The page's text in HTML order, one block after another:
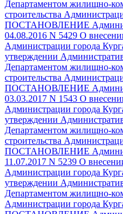
Департаментом жилищно-
строительства
ПОСТАНОВЛЕНИЕ
04.08.2016 N 5429 О
Администрации города
утверждении
Департаментом жилищно-
строительства
ПОСТАНОВЛЕНИЕ
03.03.2017 N 1543 О
Администрации города
утверждении
Департаментом жилищно-
строительства
ПОСТАНОВЛЕНИЕ
11.07.2017 N 5239 О
Администрации города
утверждении
Департаментом жилищно-
Администрации города